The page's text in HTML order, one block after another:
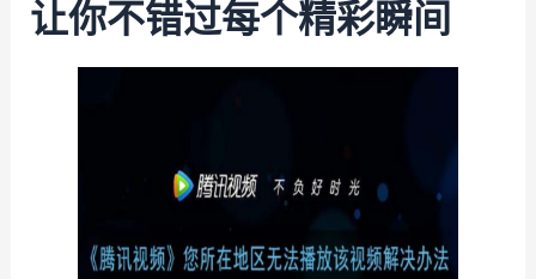
让你不错过每个精彩瞬间